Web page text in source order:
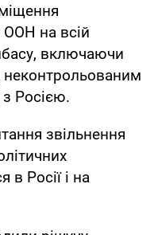
на всій
включаючи
Росією.
звільнення
в Росії і на